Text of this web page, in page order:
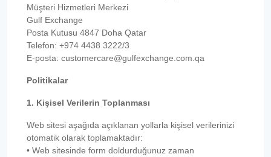
Müşteri Hizmetleri Merkezi
Gulf Exchange
Posta Kutusu 4847 Doha Qatar
Telefon: +974 4438 3222/3
E-posta: customercare@gulfexchange.com.qa
Politikalar
1. Kişisel Verilerin Toplanması
Web sitesi aşağıda açıklanan yollarla kişisel verilerinizi
otomatik olarak toplamaktadır:
• Web sitesinde form doldurduğunuz zaman